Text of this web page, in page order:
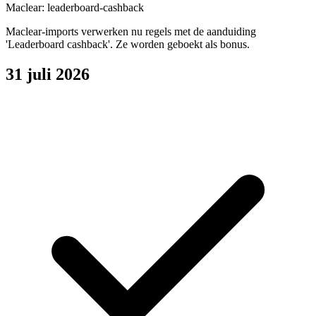
Maclear: leaderboard-cashback
Maclear-imports verwerken nu regels met de aanduiding
'Leaderboard cashback'. Ze worden geboekt als bonus.
31 juli 2026